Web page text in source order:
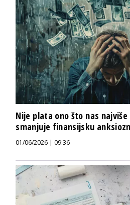
Nije plata ono što nas
smanjuje finansijsku
01/06/2026 | 09:36